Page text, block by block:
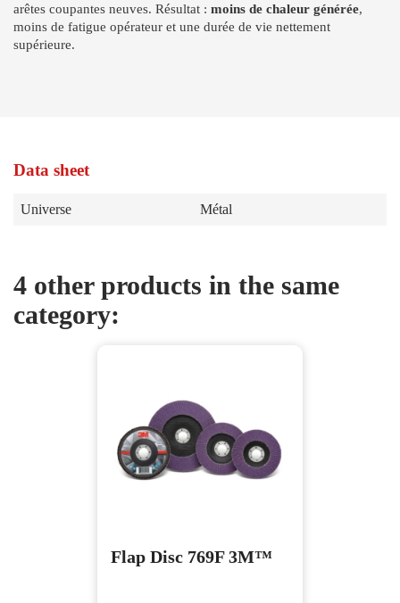
arêtes coupantes neuves. Résultat : moins de chaleur générée,
moins de fatigue opérateur et une durée de vie nettement
supérieure.
Data sheet
Universe Métal
4 other products in the same
category:
Flap Disc 769F 3M™